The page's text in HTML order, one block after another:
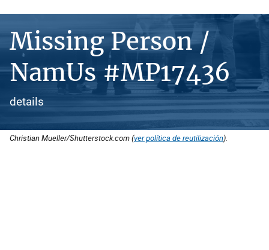
Missing Person /
NamUs #MP17436
details
Christian Mueller/Shutterstock.com (ver política de reutilización).